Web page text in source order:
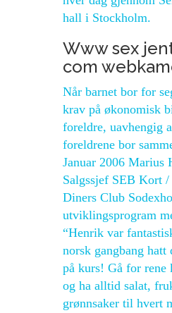
hall i Stockholm.
Www sex
com
Når barnet bor for
krav på økonomisk
foreldre, uavhengig
foreldrene bor
Januar 2006 Marius
Salgssjef SEB Kort /
Diners Club
utviklingsprogram
“Henrik var
norsk gangbang hatt
på kurs! Gå for rene
og ha alltid salat,
grønnsaker til hvert